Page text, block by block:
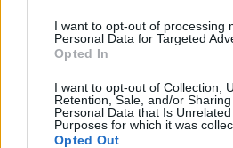
I want to opt-out of processing
Personal Data for Targeted
Opted In
I want to opt-out of Collection,
Retention, Sale, and/or
Personal Data that Is
Purposes for which it was
Opted Out